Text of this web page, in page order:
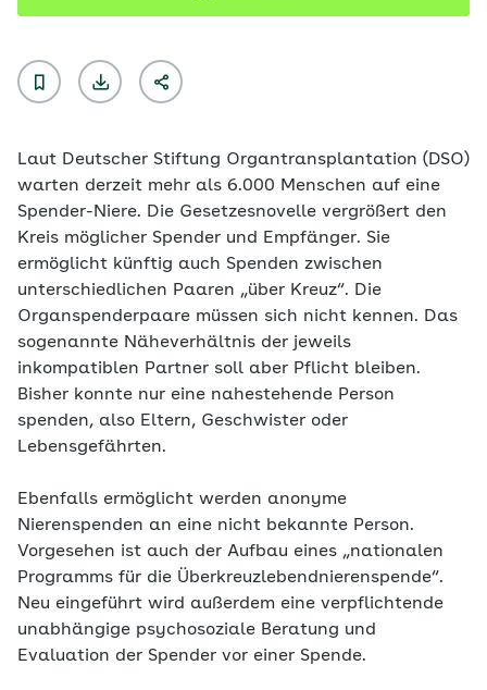
Laut Deutscher Stiftung Organtransplantation (DSO)
warten derzeit mehr als 6.000 Menschen auf eine
Spender-Niere. Die Gesetzesnovelle vergrößert den
Kreis möglicher Spender und Empfänger. Sie
ermöglicht künftig auch Spenden zwischen
unterschiedlichen Paaren „über Kreuz“. Die
Organspenderpaare müssen sich nicht kennen. Das
sogenannte Näheverhältnis der jeweils
inkompatiblen Partner soll aber Pflicht bleiben.
Bisher konnte nur eine nahestehende Person
spenden, also Eltern, Geschwister oder
Lebensgefährten.
Ebenfalls ermöglicht werden anonyme
Nierenspenden an eine nicht bekannte Person.
Vorgesehen ist auch der Aufbau eines „nationalen
Programms für die Überkreuzlebendnierenspende“.
Neu eingeführt wird außerdem eine verpflichtende
unabhängige psychosoziale Beratung und
Evaluation der Spender vor einer Spende.